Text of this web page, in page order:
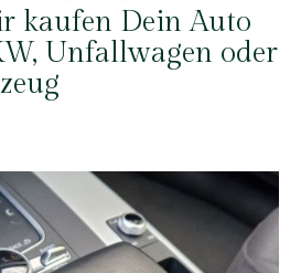
kaufen Dein Auto
Unfallwagen oder